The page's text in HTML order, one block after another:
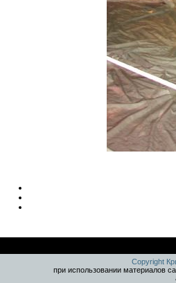
Copyright
при использовании материалов